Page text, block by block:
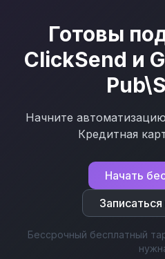
Готовы
ClickSend и
Начните
Кредитная
Начать
Бессрочный бесплатный